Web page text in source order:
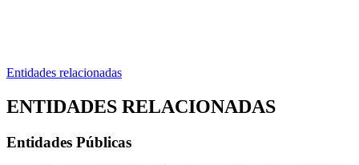
Entidades relacionadas
ENTIDADES RELACIONADAS
Entidades Públicas